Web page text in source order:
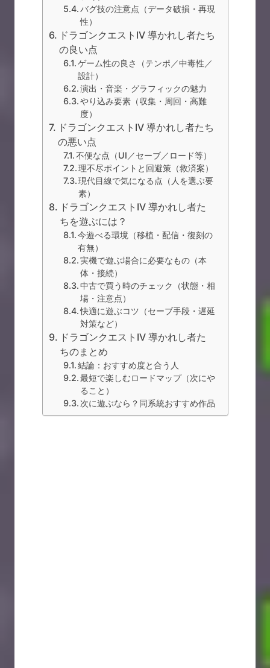
バグ技の注意点（データ破損・再現
性）
ドラゴンクエストIV 導かれし者たち
の良い点
ゲーム性の良さ（テンポ／中毒性／
設計）
演出・音楽・グラフィックの魅力
やり込み要素（収集・周回・高難
度）
ドラゴンクエストIV 導かれし者たち
の悪い点
不便な点（UI／セーブ／ロード等）
理不尽ポイントと回避策（救済案）
現代目線で気になる点（人を選ぶ要
素）
ドラゴンクエストIV 導かれし者た
ちを遊ぶには？
今遊べる環境（移植・配信・復刻の
有無）
実機で遊ぶ場合に必要なもの（本
体・接続）
中古で買う時のチェック（状態・相
場・注意点）
快適に遊ぶコツ（セーブ手段・遅延
対策など）
ドラゴンクエストIV 導かれし者た
ちのまとめ
結論：おすすめ度と合う人
最短で楽しむロードマップ（次にや
ること）
次に遊ぶなら？同系統おすすめ作品